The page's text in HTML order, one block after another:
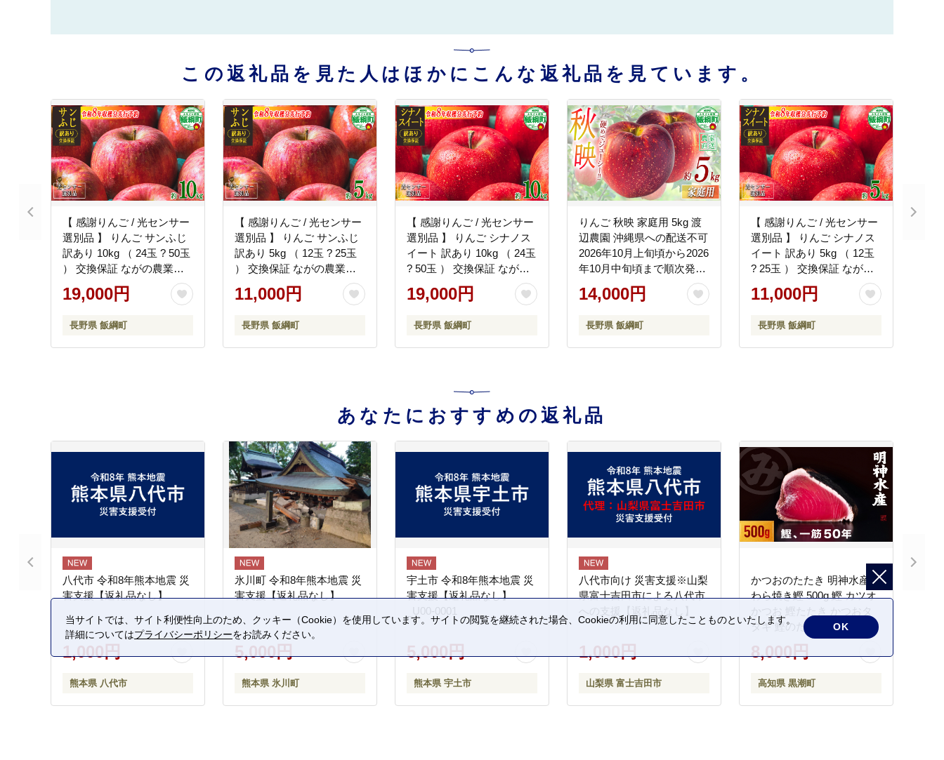
この返礼品を見た人はほかにこんな返礼品を見ています。
【 感謝りんご / 光センサー
選別品 】 りんご サンふじ
訳あり 10kg （ 24玉 ? 50玉
） 交換保証 ながの農業協
同組合 2026年12月上旬頃
から2027年1月下旬頃まで
穫分 傷 不揃い リンゴ 林檎
果物 フルーツ 信州 長野
19,000円
長野県 飯綱町
【 感謝りんご / 光センサー
選別品 】 りんご サンふじ
訳あり 5kg （ 12玉 ? 25玉
） 交換保証 ながの農業協
同組合 2026年12月上旬頃
から2027年1月下旬頃まで
穫分 傷 不揃い リンゴ 林檎
果物 フルーツ 信州 長野 予
11,000円
長野県 飯綱町
【 感謝りんご / 光センサー
選別品 】 りんご シナノス
イート 訳あり 10kg （ 24玉
? 50玉 ） 交換保証 ながの
農業協同組合 2026年10月
上旬頃から2026年11月上旬
年度収穫分 傷 不揃い リン
ゴ 林檎 果物 フルーツ 信州
19,000円
長野県 飯綱町
りんご 秋映 家庭用 5kg 渡
辺農園 沖縄県への配送不可
2026年10月上旬頃から2026
年10月中旬頃まで順次発送
予定 令和8年度収穫分 エコ
ファーマー認定 減農薬栽培
14,000円
長野県 飯綱町
【 感謝りんご / 光センサー
選別品 】 りんご シナノス
イート 訳あり 5kg （ 12玉
? 25玉 ） 交換保証 ながの
農業協同組合 2026年10月
上旬頃から2026年11月上旬
年度収穫分 傷 不揃い リン
ゴ 林檎 果物 フルーツ 信州
11,000円
長野県 飯綱町
あなたにおすすめの返礼品
八代市 令和8年熊本地震 災
害支援【返礼品なし】
1,000円
熊本県 八代市
氷川町 令和8年熊本地震 災
害支援【返礼品なし】
5,000円
熊本県 氷川町
宇土市 令和8年熊本地震 災
害支援【返礼品なし】
_U00-0001
5,000円
熊本県 宇土市
八代市向け 災害支援※山梨
県富士吉田市による八代市
への支援【返礼品なし】
1,000円
山梨県 富士吉田市
かつおのたたき 明神水産
わら焼き鰹 500g 鰹 カツオ
かつお 鰹たたき かつおタ
タキ 鰹のたたき かつおの
タタキ 藁焼き わら焼き 魚
さかな 海鮮 刺身 お刺身 冷
ご当地 本場 高知 黒潮町 ギ
フト 贈答品 人気 返礼品 ふ
8,000円
高知県 黒潮町
当サイトでは、サイト利便性向上のため、クッキー（Cookie）を使用しています。サイトの閲覧を継続された場合、Cookieの利用に同意したことものといたします。
詳細についてはプライバシーポリシーをお読みください。
OK